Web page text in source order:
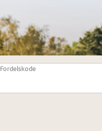
Fordelskode